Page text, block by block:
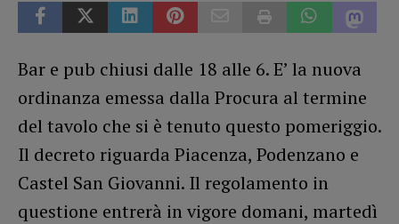
Bar e pub chiusi dalle 18 alle 6. E’ la nuova
ordinanza emessa dalla Procura al termine
del tavolo che si è tenuto questo pomeriggio.
Il decreto riguarda Piacenza, Podenzano e
Castel San Giovanni. Il regolamento in
questione entrerà in vigore domani, martedì